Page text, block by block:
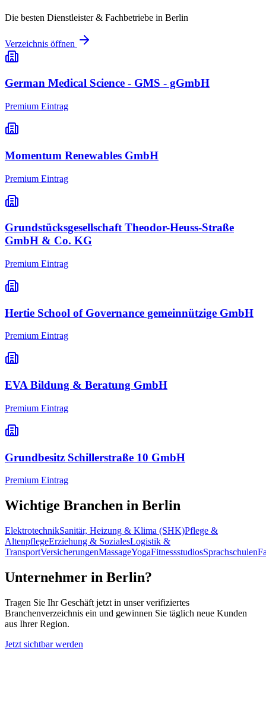
Die besten Dienstleister & Fachbetriebe in Berlin
Verzeichnis öffnen
German Medical Science - GMS - gGmbH
Premium Eintrag
Momentum Renewables GmbH
Premium Eintrag
Grundstücksgesellschaft Theodor-Heuss-Straße
GmbH & Co. KG
Premium Eintrag
Hertie School of Governance gemeinnützige GmbH
Premium Eintrag
EVA Bildung & Beratung GmbH
Premium Eintrag
Grundbesitz Schillerstraße 10 GmbH
Premium Eintrag
Wichtige Branchen in Berlin
ElektrotechnikSanitär, Heizung & Klima (SHK)Pflege &
AltenpflegeErziehung & SozialesLogistik &
TransportVersicherungenMassageYogaFitnessstudiosSprachschulen
Unternehmer in Berlin?
Tragen Sie Ihr Geschäft jetzt in unser verifiziertes
Branchenverzeichnis ein und gewinnen Sie täglich neue Kunden
aus Ihrer Region.
Jetzt sichtbar werden